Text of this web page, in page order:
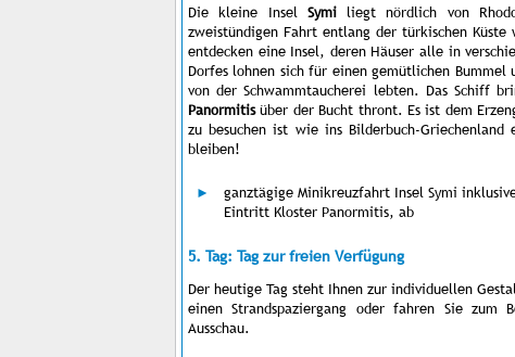
Die kleine Insel Symi liegt nördlich von
zweistündigen Fahrt entlang der türkischen
entdecken eine Insel, deren Häuser alle in
Dorfes lohnen sich für einen gemütlichen
von der Schwammtaucherei lebten. Das Schiff
Panormitisüber der Bucht thront. Es ist dem
zu besuchen ist wie ins Bilderbuch-
bleiben!
ganztägige Minikreuzfahrt Insel Symi
Eintritt Kloster Panormitis, ab
5. Tag: Tag zur freien Verfügung
Der heutige Tag steht Ihnen zur individuellen
einen Strandspaziergang oder fahren Sie zum
Ausschau.